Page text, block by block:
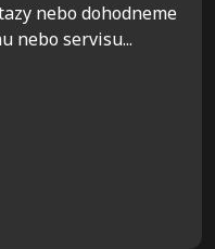
nebo dohodneme
nebo servisu...